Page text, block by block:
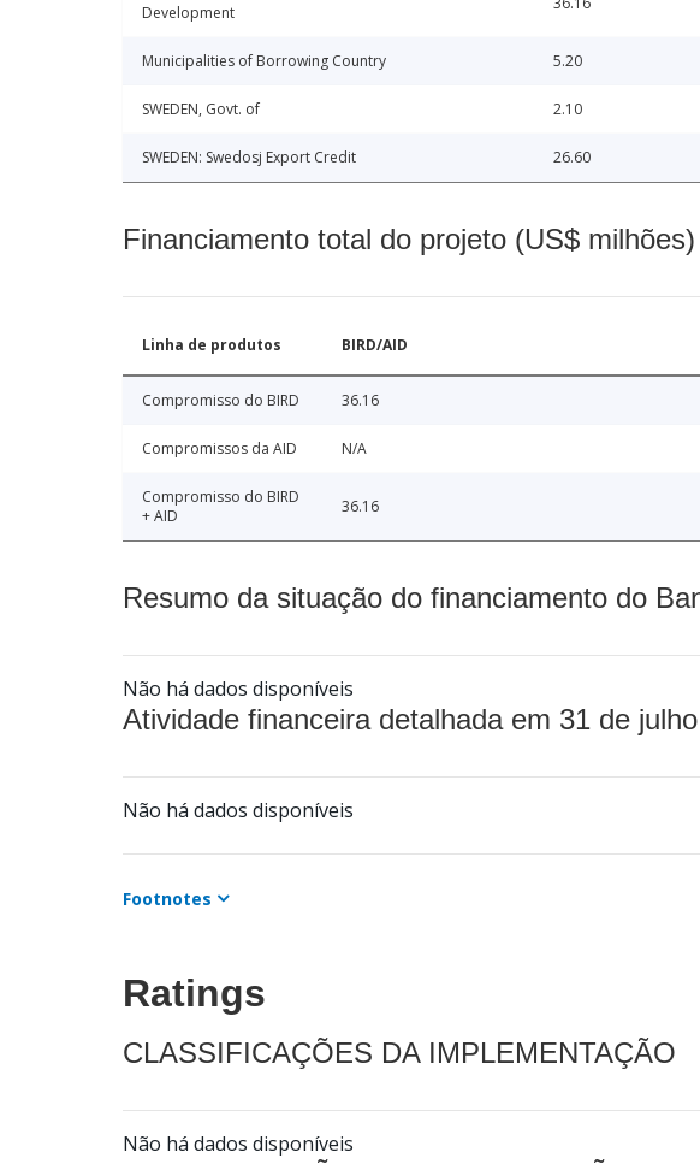
Development
Municipalities of Borrowing Country 5.20
SWEDEN, Govt. of 2.10
SWEDEN: Swedosj Export Credit 26.60
Financiamento total do projeto (US$ milhões)
Linha de produtos BIRD/AID
Compromisso do BIRD 36.16
Compromissos da AID N/A
Compromisso do BIRD
+ AID
36.16
Resumo da situação do financiamento do
Não há dados disponíveis
Atividade financeira detalhada em 31 de
Não há dados disponíveis
Footnotes
Ratings
CLASSIFICAÇÕES DA IMPLEMENTAÇÃO
Não há dados disponíveis